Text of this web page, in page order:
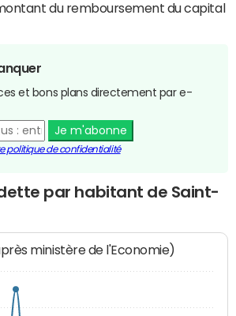
du remboursement du capital
et bons plans directement par e-
Je m'abonne
politique de confidentialité
par habitant de Saint-
ministère de l'Economie)